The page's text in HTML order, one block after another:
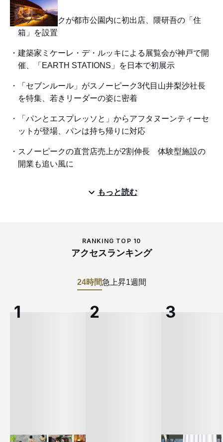
スノーピークが都市公園内に初出店、隈研吾の「住
箱」を設置
建築家ミケーレ・デ・ルッキによる展覧会が神戸で開
催、「EARTH STATIONS」を日本で初展示
「セブンルール」がスノーピーク3代目山井梨沙社長
を特集、若きリーダーの姿に密着
「パンとエスプレッソと」からアフタヌーンティーセ
ットが登場、パンは持ち帰りに対応
スノーピークの直営店売上が2割伸長 体験型施設の
開業も追い風に
もっと読む
RANKING TOP 10
アクセスランキング
24時間急上昇1週間